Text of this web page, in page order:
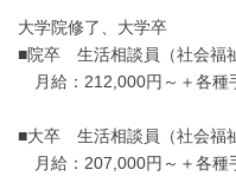
大学院修了、大学卒
■院卒 生活相談員（社会福
月給：212,000円～＋各種
■大卒 生活相談員（社会福
月給：207,000円～＋各種